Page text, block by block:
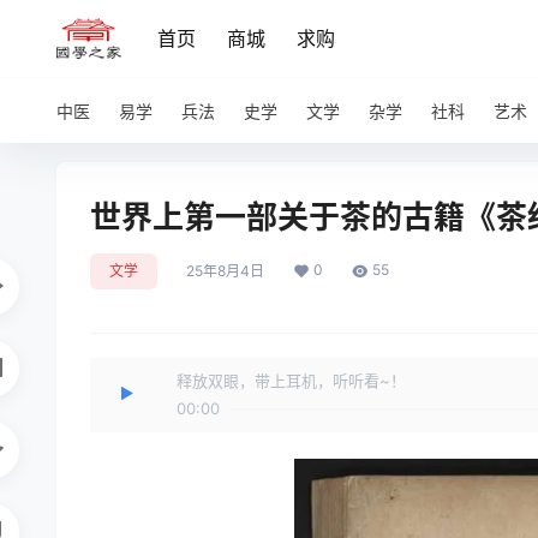
首页 商城 求购
中医 易学 兵法 史学 文学 杂学 社科 艺术
世界上第一部关于茶的古籍《茶
文学 25年8月4日 0 55
释放双眼，带上耳机，听听看~！
00:00